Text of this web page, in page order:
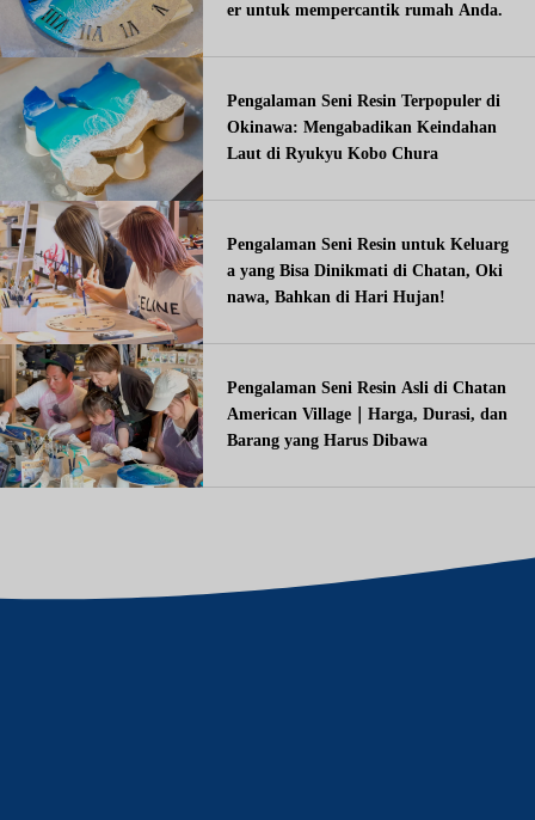
er untuk mempercantik rumah Anda.
Pengalaman Seni Resin Terpopuler di
Okinawa: Mengabadikan Keindahan
Laut di Ryukyu Kobo Chura
Pengalaman Seni Resin untuk Keluarg
a yang Bisa Dinikmati di Chatan, Oki
nawa, Bahkan di Hari Hujan!
Pengalaman Seni Resin Asli di Chatan
American Village｜Harga, Durasi, dan
Barang yang Harus Dibawa